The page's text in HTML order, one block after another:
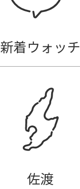
新着ウォッチ
佐渡